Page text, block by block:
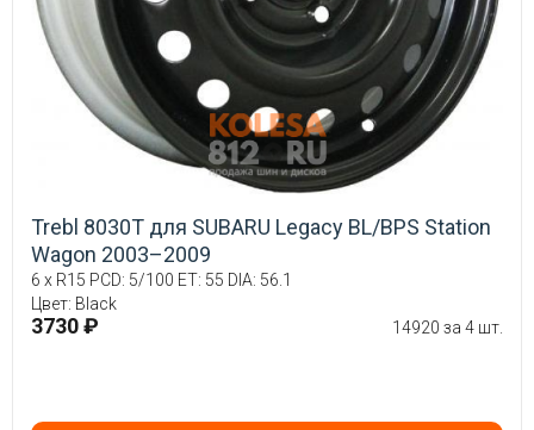
Trebl 8030T для SUBARU Legacy BL/BPS Station
Wagon 2003–2009
6 x R15 PCD: 5/100 ET: 55 DIA: 56.1
Цвет: Black
3730 ₽ 14920 за 4 шт.